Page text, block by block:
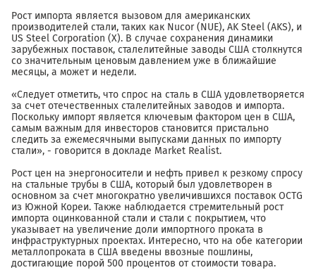
Рост импорта является вызовом для американских
производителей стали, таких как Nucor (NUE), AK Steel (AKS), и
US Steel Corporation (X). В случае сохранения динамики
зарубежных поставок, сталелитейные заводы США столкнутся
со значительным ценовым давлением уже в ближайшие
месяцы, а может и недели.
«Следует отметить, что спрос на сталь в США удовлетворяется
за счет отечественных сталелитейных заводов и импорта.
Поскольку импорт является ключевым фактором цен в США,
самым важным для инвесторов становится пристально
следить за ежемесячными выпусками данных по импорту
стали», - говорится в докладе Market Realist.
Рост цен на энергоносители и нефть привел к резкому спросу
на стальные трубы в США, который был удовлетворен в
основном за счет многократно увеличившихся поставок OCTG
из Южной Кореи. Также наблюдается стремительный рост
импорта оцинкованной стали и стали с покрытием, что
указывает на увеличение доли импортного проката в
инфраструктурных проектах. Интересно, что на обе категории
металлопроката в США введены ввозные пошлины,
достигающие порой 500 процентов от стоимости товара.